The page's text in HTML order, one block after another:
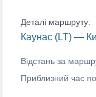
Деталі маршруту:
Каунас (LT) —
Відстань за
Приблизний час